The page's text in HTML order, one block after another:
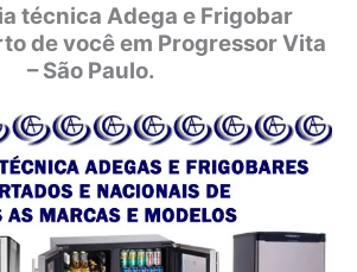
técnica Adega e Frigobar
de você em Progressor Vita
– São Paulo.